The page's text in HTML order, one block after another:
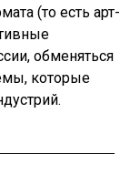
(то есть арт-
обменяться
которые